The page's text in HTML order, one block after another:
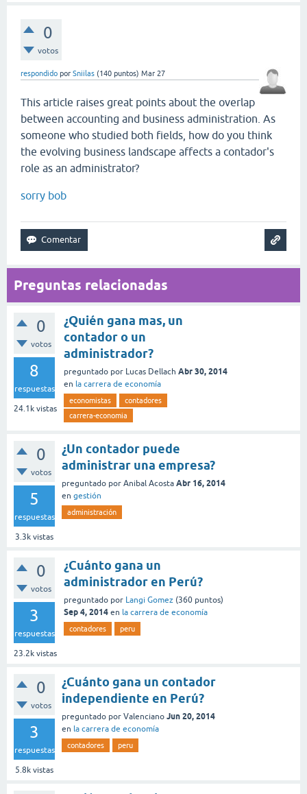
0
votos
respondido por Sniilas (140 puntos) Mar 27
This article raises great points about the overlap
between accounting and business administration. As
someone who studied both fields, how do you think
the evolving business landscape affects a contador's
role as an administrator?
sorry bob
Preguntas relacionadas
0
votos
8
respuestas
24.1k vistas
¿Quién gana mas, un
contador o un
administrador?
preguntado por Lucas Dellach Abr 30, 2014
en la carrera de economía
economistas
contadores
carrera-economia
0
votos
5
respuestas
3.3k vistas
¿Un contador puede
administrar una empresa?
preguntado por Anibal Acosta Abr 16, 2014
en gestión
administración
0
votos
3
respuestas
23.2k vistas
¿Cuánto gana un
administrador en Perú?
preguntado por Langi Gomez (360 puntos)
Sep 4, 2014 en la carrera de economía
contadores peru
0
votos
3
respuestas
5.8k vistas
¿Cuánto gana un contador
independiente en Perú?
preguntado por Valenciano Jun 20, 2014
en la carrera de economía
contadores peru